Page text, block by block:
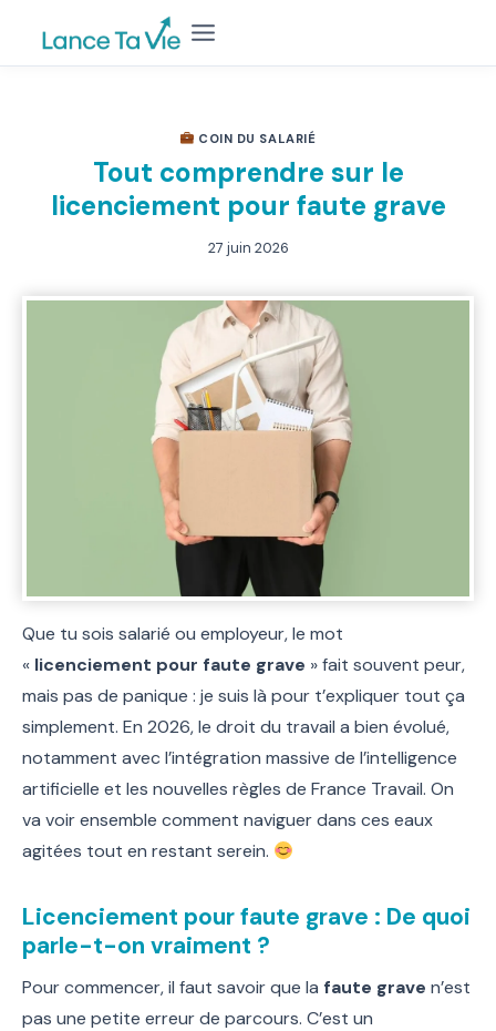
COIN DU SALARIÉ
Tout comprendre sur le
licenciement pour faute grave
27 juin 2026
Que tu sois salarié ou employeur, le mot
« licenciement pour faute grave » fait souvent peur,
mais pas de panique : je suis là pour t’expliquer tout ça
simplement. En 2026, le droit du travail a bien évolué,
notamment avec l’intégration massive de l’intelligence
artificielle et les nouvelles règles de France Travail. On
va voir ensemble comment naviguer dans ces eaux
agitées tout en restant serein.
Licenciement pour faute grave : De quoi
parle-t-on vraiment ?
Pour commencer, il faut savoir que la faute grave n’est
pas une petite erreur de parcours. C’est un